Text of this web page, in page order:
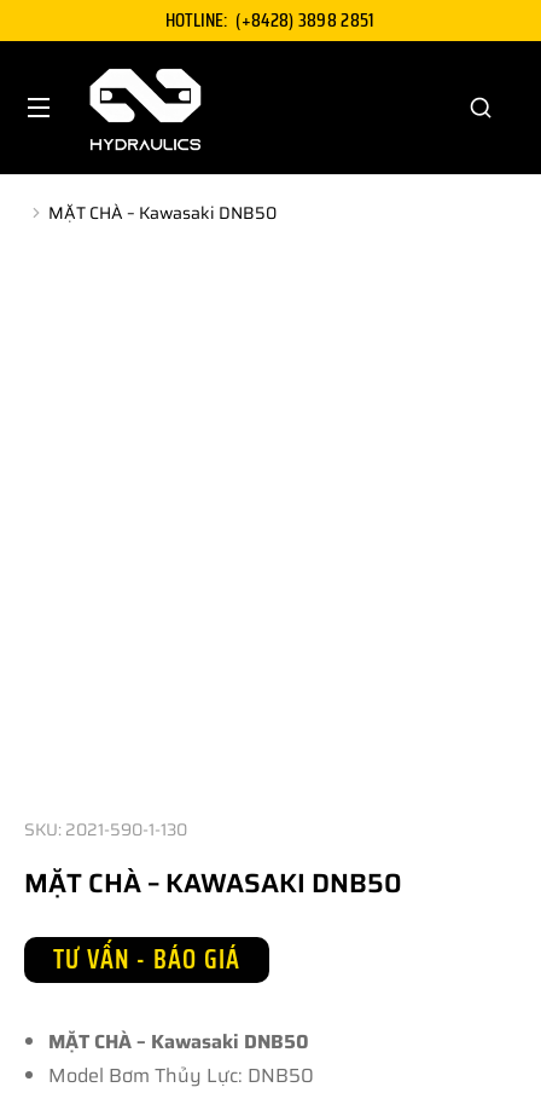
HOTLINE: (+8428) 3898 2851
You are here:
MẶT CHÀ – Kawasaki DNB50
SKU: 2021-590-1-130
MẶT CHÀ – KAWASAKI DNB50
TƯ VẤN - BÁO GIÁ
MẶT CHÀ – Kawasaki DNB50
Model Bơm Thủy Lực: DNB50